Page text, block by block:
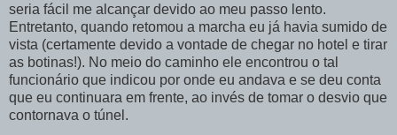
seria fácil me alcançar devido ao meu passo lento.
Entretanto, quando retomou a marcha eu já havia sumido de
vista (certamente devido a vontade de chegar no hotel e tirar
as botinas!). No meio do caminho ele encontrou o tal
funcionário que indicou por onde eu andava e se deu conta
que eu continuara em frente, ao invés de tomar o desvio que
contornava o túnel.